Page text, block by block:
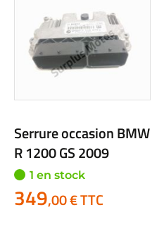
Serrure occasion BMW
R 1200 GS 2009
1 en stock
349,00 € TTC